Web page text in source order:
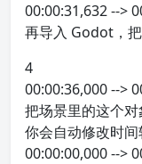
00:00:31,632 -->
再导入 Godot，
4
00:00:36,000 -->
把场景里的这个
你会自动修改时间
00:00:00,000 -->